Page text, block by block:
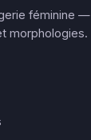
féminine —
morphologies.